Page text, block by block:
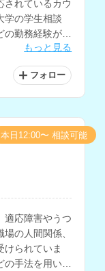
されているカウ
学の学生相談
勤務経験があ
トの技法を豊富
もっと見る
フォロー
適応障害やうつ
の人間関係、
けられていま
の手法を用いて
本日12:00〜 相談可能